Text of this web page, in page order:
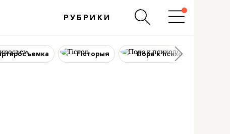
РУБРИКИ
Гісторыя Пора к психологу